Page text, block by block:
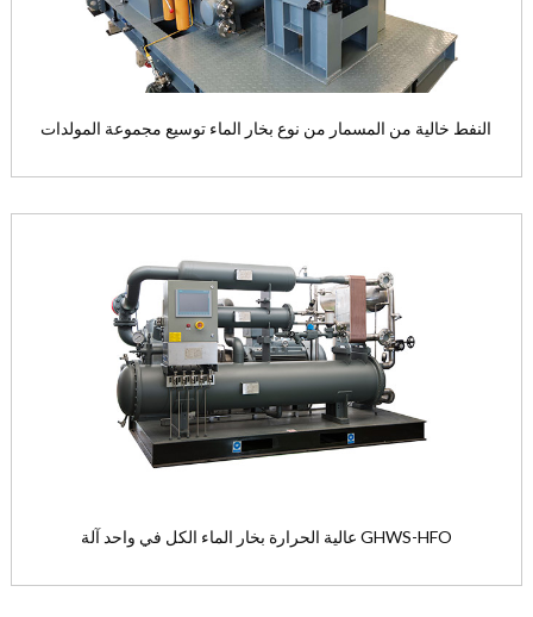
النفط خالية من المسمار من نوع بخار الماء توسيع مجموعة المولدات
توسيع مجموعة المولدات
رسم تخطيطي لوحدة توسيع بخار ال...
View the product 
عالية الحرارة بخار الماء الكل في واحد آلة GHWS-HFO